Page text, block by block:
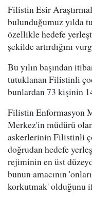
Filistin Esir
bulunduğumuz yılda
özellikle hedefe
şekilde artırdığını
Bu yılın başından
tutuklanan Filistinli
bunlardan 73 kişinin
Filistin Enformasyon
Merkez'in müdürü
askerlerinin Filistinli
doğrudan hedefe
rejiminin en üst
bunun amacının
korkutmak' olduğunu